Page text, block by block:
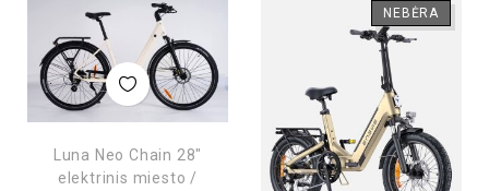
Luna Neo Chain 28″
elektrinis miesto /
NEBĖRA